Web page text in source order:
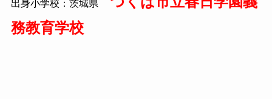
出身小学校：茨城県
務教育学校